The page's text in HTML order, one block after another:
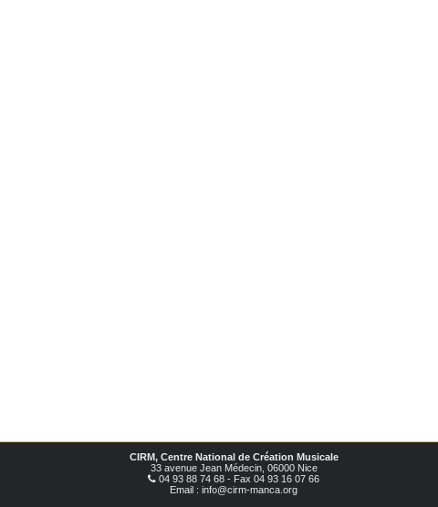
CIRM, Centre National de Création Musicale
33 avenue Jean Médecin, 06000 Nice
04 93 88 74 68 - Fax 04 93 16 07 66
Email : info@cirm-manca.org